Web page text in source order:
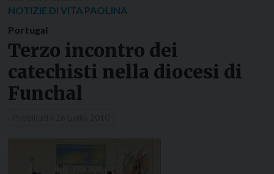
Risorse
Media
NOTIZIE DI VITA PAOLINA
Portugal
Terzo incontro dei
catechisti nella diocesi di
Funchal